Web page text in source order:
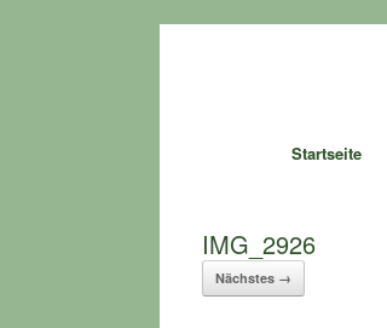
Startseite
IMG_2926
Nächstes →